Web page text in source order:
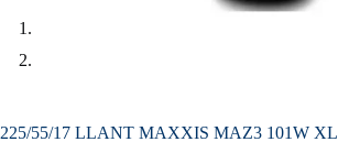
225/55/17 LLANT MAXXIS MAZ3 101W XL